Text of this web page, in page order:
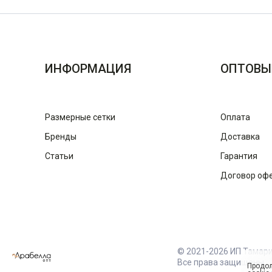
ИНФОРМАЦИЯ
Размерные сетки
Бренды
Статьи
Оплата
Доставка
Гарантия
Договор
© 2021-2026 ИП
Все права защищены